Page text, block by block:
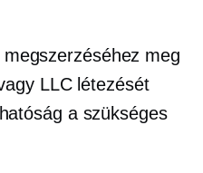
meg
LLC létezését
a szükséges